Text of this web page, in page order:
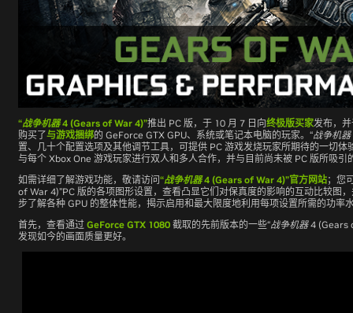
“战争机器4 (Gears of War 4)”推出 PC 版，于 10 月 7 日向终极版买家发布，
购买了与游戏捆绑的 GeForce GTX GPU、系统或笔记本电脑的玩家。 “战争机器
置、几十个配置选项及其他调节工具，可提供 PC 游戏发烧玩家所期待的一切
与每个 Xbox One 游戏玩家进行双人和多人合作，并与目前尚未被 PC 版所吸引
如需详细了解游戏功能，敬请访问“战争机器4 (Gears of War 4)”官方网站；您
of War 4)”PC 版的各项图形设置，查看凸显它们对保真度的影响的互动比较图
步了解各种 GPU 的整体性能，揭示启用和最大限度地利用每项设置所需的功率
首先，查看通过 GeForce GTX 1080 截取的先前版本的一些“战争机器4 (Gears
发现如今的画面质量更好。